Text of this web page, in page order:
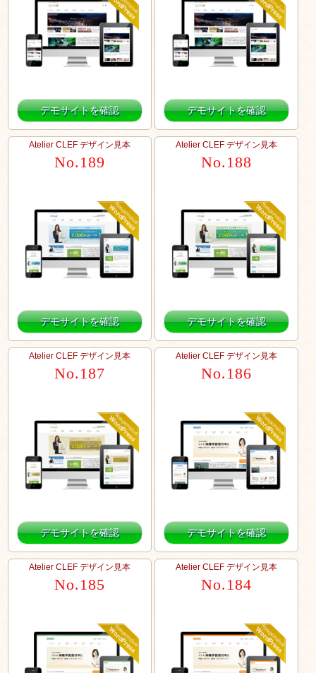
デモサイトを確認 デモサイトを確認
Atelier CLEF デザイン見本
No.189
デモサイトを確認
Atelier CLEF デザイン見本
No.188
デモサイトを確認
Atelier CLEF デザイン見本
No.187
デモサイトを確認
Atelier CLEF デザイン見本
No.186
デモサイトを確認
Atelier CLEF デザイン見本
No.185
Atelier CLEF デザイン見本
No.184